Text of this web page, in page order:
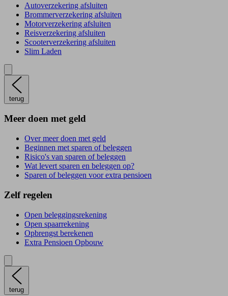
Autoverzekering afsluiten
Brommerverzekering afsluiten
Motorverzekering afsluiten
Reisverzekering afsluiten
Scooterverzekering afsluiten
Slim Laden
terug
Meer doen met geld
Over meer doen met geld
Beginnen met sparen of beleggen
Risico's van sparen of beleggen
Wat levert sparen en beleggen op?
Sparen of beleggen voor extra pensioen
Zelf regelen
Open beleggingsrekening
Open spaarrekening
Opbrengst berekenen
Extra Pensioen Opbouw
terug